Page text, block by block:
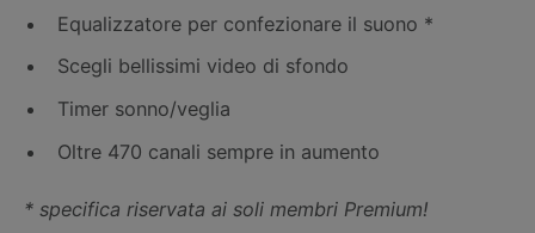
Equalizzatore per confezionare il suono *
Scegli bellissimi video di sfondo
Timer sonno/veglia
Oltre 470 canali sempre in aumento
* specifica riservata ai soli membri Premium!